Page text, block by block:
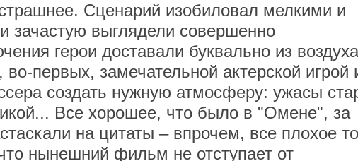
Сценарий изобиловал мелкими и
зачастую выглядели совершенно
герои доставали буквально из
первых, замечательной актерской игрой
создать нужную атмосферу: ужасы
Все хорошее, что было в "Омене", за
на цитаты – впрочем, все плохое
нынешний фильм не отступает от